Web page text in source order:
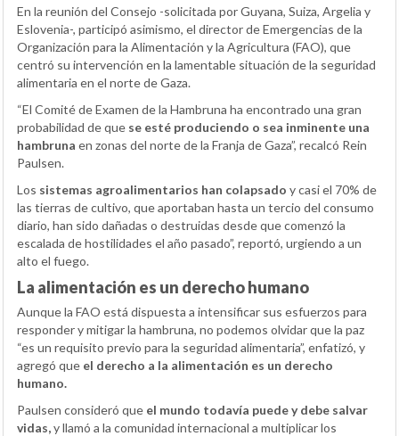
En la reunión del Consejo -solicitada por Guyana, Suiza, Argelia y
Eslovenia-, participó asimismo, el director de Emergencias de la
Organización para la Alimentación y la Agricultura (FAO), que
centró su intervención en la lamentable situación de la seguridad
alimentaria en el norte de Gaza.
“El Comité de Examen de la Hambruna ha encontrado una gran
probabilidad de que se esté produciendo o sea inminente una
hambruna en zonas del norte de la Franja de Gaza”, recalcó Rein
Paulsen.
Los sistemas agroalimentarios han colapsado y casi el 70% de
las tierras de cultivo, que aportaban hasta un tercio del consumo
diario, han sido dañadas o destruidas desde que comenzó la
escalada de hostilidades el año pasado”, reportó, urgiendo a un
alto el fuego.
La alimentación es un derecho humano
Aunque la FAO está dispuesta a intensificar sus esfuerzos para
responder y mitigar la hambruna, no podemos olvidar que la paz
“es un requisito previo para la seguridad alimentaria”, enfatizó, y
agregó que el derecho a la alimentación es un derecho
humano.
Paulsen consideró que el mundo todavía puede y debe salvar
vidas,y llamó a la comunidad internacional a multiplicar los